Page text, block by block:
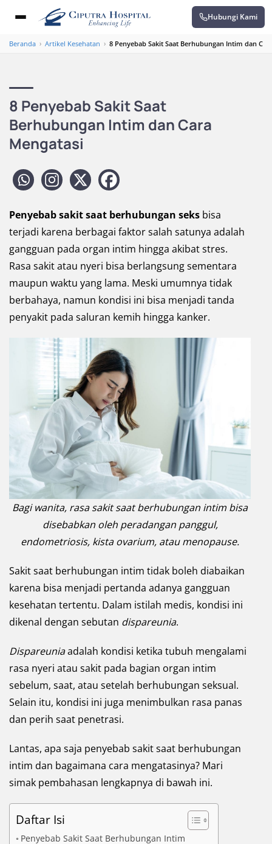
Hubungi Kami
Beranda › Artikel Kesehatan › 8 Penyebab Sakit Saat Berhubungan Intim dan
8 Penyebab Sakit Saat
Berhubungan Intim dan Cara
Mengatasi
Penyebab sakit saat berhubungan seks bisa
terjadi karena berbagai faktor salah satunya adalah
gangguan pada organ intim hingga akibat stres.
Rasa sakit atau nyeri bisa berlangsung sementara
maupun waktu yang lama. Meski umumnya tidak
berbahaya, namun kondisi ini bisa menjadi tanda
penyakit pada saluran kemih hingga kanker.
Bagi wanita, rasa sakit saat berhubungan intim bisa
disebabkan oleh peradangan panggul,
endometriosis, kista ovarium, atau menopause.
Sakit saat berhubungan intim tidak boleh diabaikan
karena bisa menjadi pertanda adanya gangguan
kesehatan tertentu. Dalam istilah medis, kondisi ini
dikenal dengan sebutan dispareunia.
Dispareuniaadalah kondisi ketika tubuh mengalami
rasa nyeri atau sakit pada bagian organ intim
sebelum, saat, atau setelah berhubungan seksual.
Selain itu, kondisi ini juga menimbulkan rasa panas
dan perih saat penetrasi.
Lantas, apa saja penyebab sakit saat berhubungan
intim dan bagaimana cara mengatasinya? Mari
simak pembahasan lengkapnya di bawah ini.
Daftar Isi
Penyebab Sakit Saat Berhubungan Intim